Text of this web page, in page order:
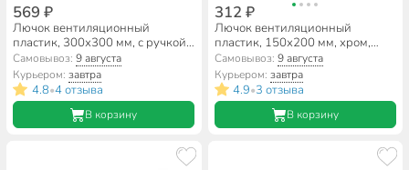
569 ₽
Лючок вентиляционный
пластик, 300х300 мм, с ручкой,
Viento, ДР3030
Самовывоз:9 августа
Курьером:завтра
4.8•4 отзыва
В корзину
312 ₽
Лючок вентиляционный
пластик, 150х200 мм, хром,
Event, AD1520
Самовывоз: 9 августа
Курьером: завтра
4.9•3 отзыва
В корзину